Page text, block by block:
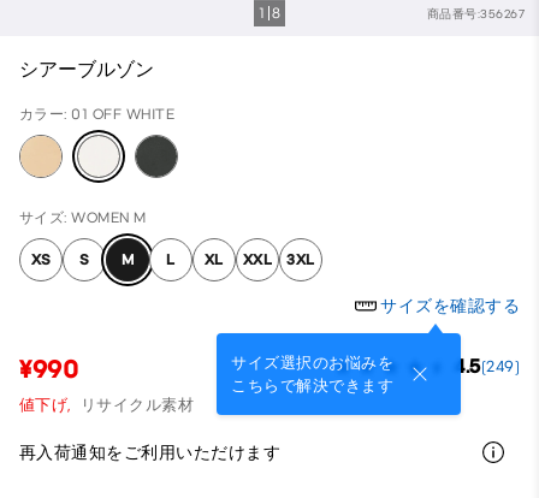
商品番号:356267
1 8
シアーブルゾン
カラー: 01 OFF WHITE
サイズ: WOMEN M
XS S M L XL XXL 3XL
サイズを確認する
サイズ選択のお悩みを
こちらで解決できます
¥990 4.5(249)
値下げ, リサイクル素材
再入荷通知をご利用いただけます